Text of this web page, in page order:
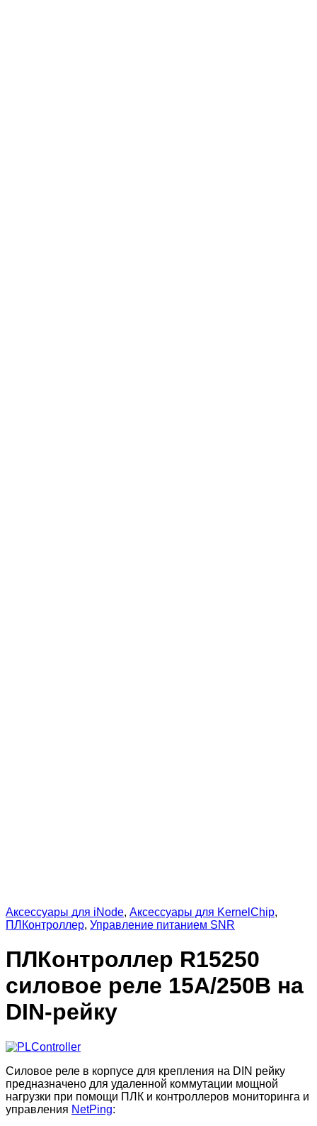
Аксессуары для iNode, Аксессуары для KernelChip,
ПЛКонтроллер, Управление питанием SNR
ПЛКонтроллер R15250
силовое реле 15A/250В на
DIN-рейку
Силовое реле в корпусе для крепления на DIN рейку
предназначено для удаленной коммутации мощной
нагрузки при помощи ПЛК и контроллеров мониторинга и
управления NetPing: